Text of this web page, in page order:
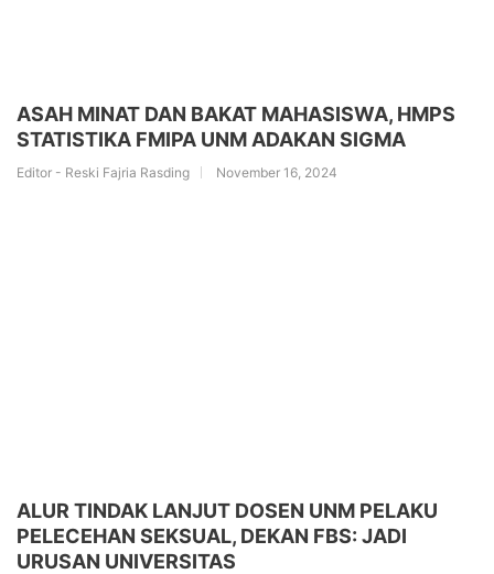
ASAH MINAT DAN BAKAT MAHASISWA, HMPS
STATISTIKA FMIPA UNM ADAKAN SIGMA
Editor - Reski Fajria Rasding November 16, 2024
ALUR TINDAK LANJUT DOSEN UNM PELAKU
PELECEHAN SEKSUAL, DEKAN FBS: JADI
URUSAN UNIVERSITAS